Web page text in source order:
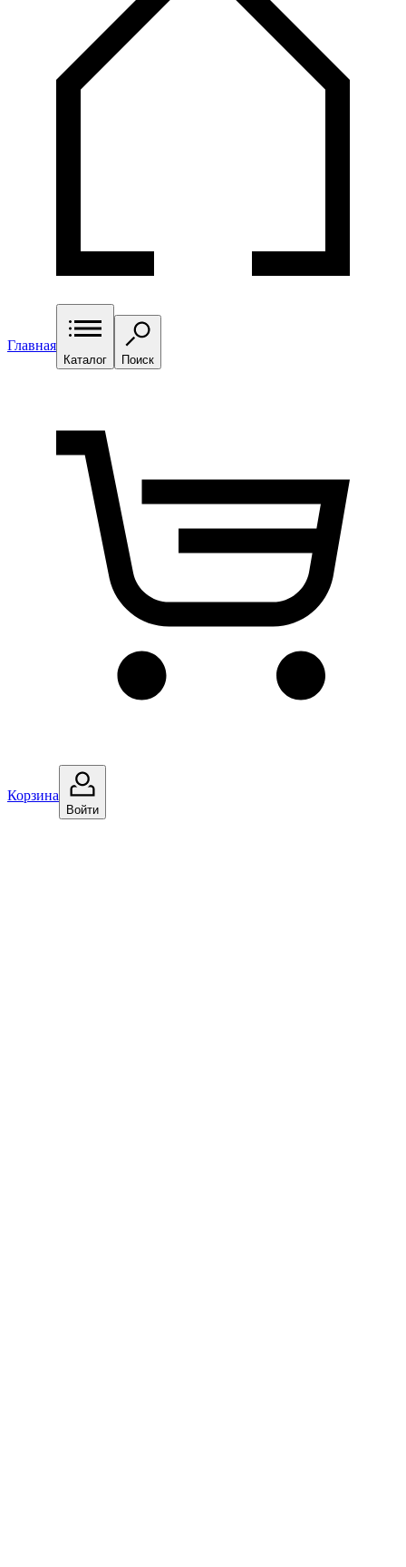
Главная
Каталог Поиск
Корзина
Войти